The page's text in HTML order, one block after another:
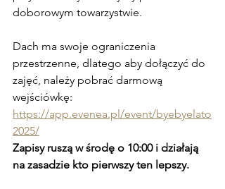
doborowym towarzystwie.
Dach ma swoje ograniczenia
przestrzenne, dlatego aby dołączyć do
zajęć, należy pobrać darmową
wejściówkę:
https://app.evenea.pl/event/byebyelato
2025/
Zapisy ruszą w środę o 10:00 i działają
na zasadzie kto pierwszy ten lepszy.